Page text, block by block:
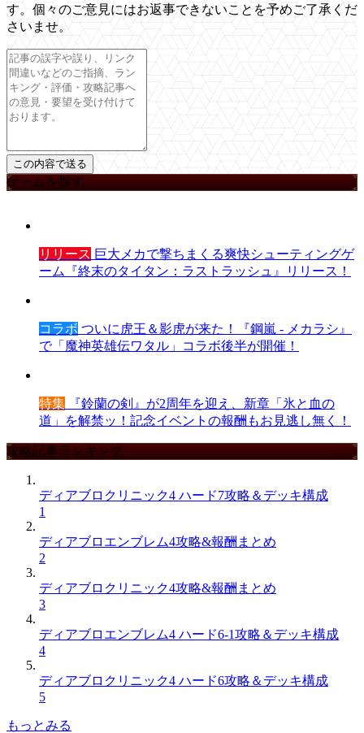
す。個々のご意見にはお返事できないことを予めご了承くだ
さいませ。
ゲームを探す
リリース 巨大メカで撃ちまくる爽快シューティングゲ
ーム『終末のタイタン：ラストラッシュ』リリース！
コラボ ついに虎王＆影虎が来た！『鋼嵐 - メカラシ』
で「魔神英雄伝ワタル」コラボ後半が開催！
特集 『鈴蘭の剣』が2周年を迎え、新章「氷と血の
道」を解禁ッ！記念イベントの報酬もお見逃し無く！
攻略記事ランキング
ディアブロクリニック4 ハード7攻略＆デッキ構成
1
ディアブロエンブレム4攻略&報酬まとめ
2
ディアブロクリニック4攻略&報酬まとめ
3
ディアブロエンブレム4 ハード6-1攻略＆デッキ構成
4
ディアブロクリニック4 ハード6攻略＆デッキ構成
5
もっとみる